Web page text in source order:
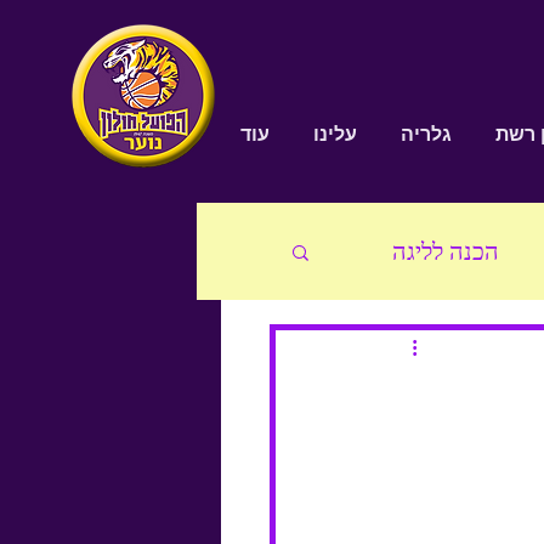
רשת גלריה עלינו עוד
הכנה לליגה
גל בסון